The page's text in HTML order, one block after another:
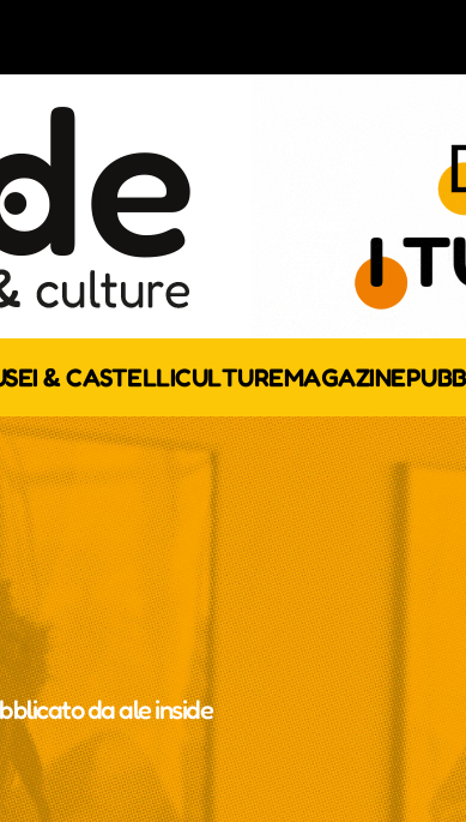
& CASTELLICULTUREMAGAZINE
daale inside